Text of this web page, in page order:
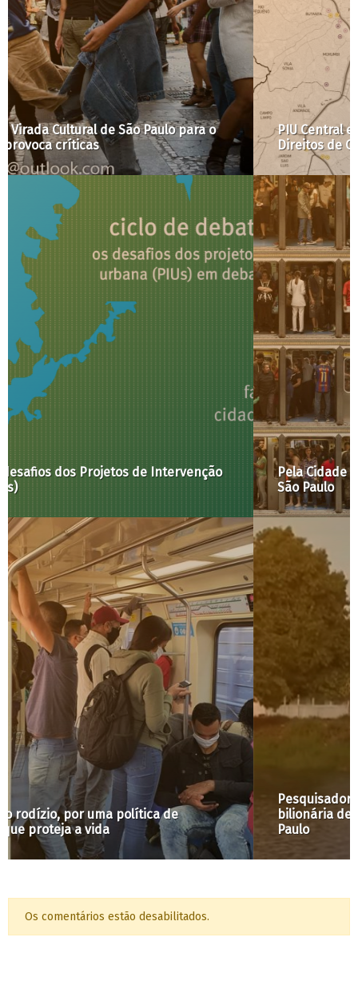
PIU Central e o debate da Transferência de
Direitos de Construir públicos feita por privados
Pela Cidade #4: Tarifa do transporte público em
São Paulo
Pesquisadora comenta sobre nova compra
bilionária de moradias pela Prefeitura de São
Paulo
Os comentários estão desabilitados.